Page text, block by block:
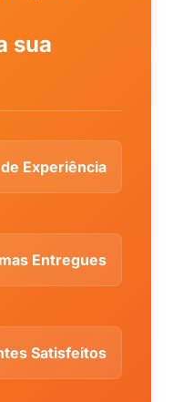
sua
Experiência
Entregues
Satisfeitos